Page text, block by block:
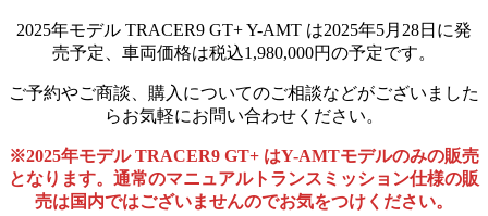
2025年モデル TRACER9 GT+ Y-AMT は2025年5月28日に発
売予定、車両価格は税込1,980,000円の予定です。
ご予約やご商談、購入についてのご相談などがございました
らお気軽にお問い合わせください。
※2025年モデル TRACER9 GT+ はY-AMTモデルのみの販売
となります。通常のマニュアルトランスミッション仕様の販
売は国内ではございませんのでお気をつけください。